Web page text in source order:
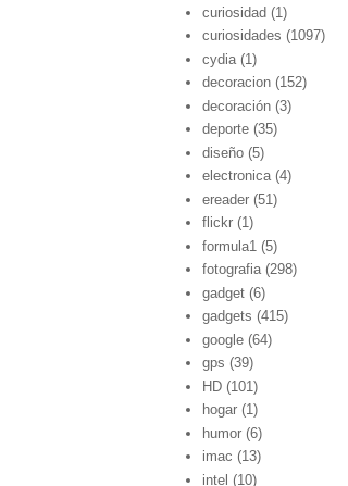
curiosidad (1)
curiosidades (1097)
cydia (1)
decoracion (152)
decoración (3)
deporte (35)
diseño (5)
electronica (4)
ereader (51)
flickr (1)
formula1 (5)
fotografia (298)
gadget (6)
gadgets (415)
google (64)
gps (39)
HD (101)
hogar (1)
humor (6)
imac (13)
intel (10)